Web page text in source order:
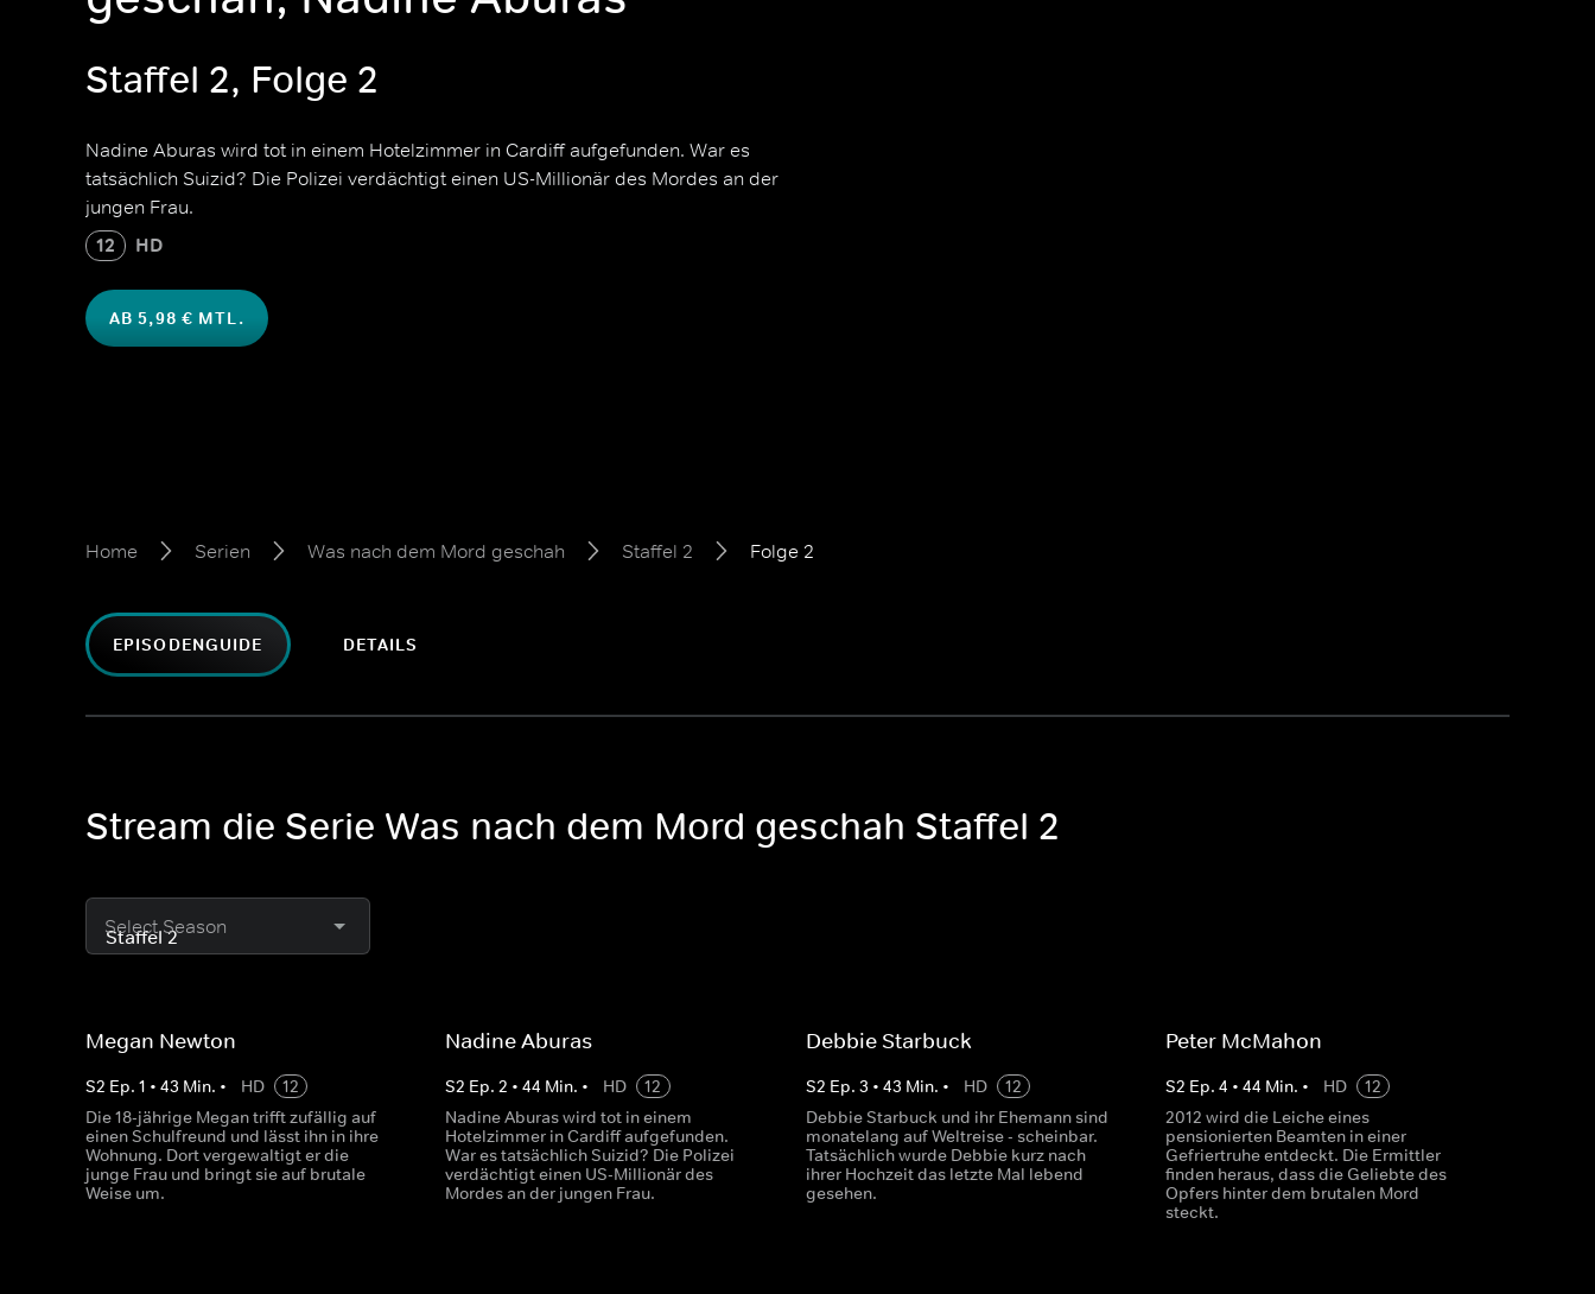
Staffel 2, Folge 2
Nadine Aburas wird tot in einem Hotelzimmer in Cardiff aufgefunden. War es
tatsächlich Suizid? Die Polizei verdächtigt einen US-Millionär des Mordes an der
jungen Frau.
12 HD
AB 5,98 € MTL.
Home Serien Was nach dem Mord geschah Staffel 2 Folge 2
EPISODENGUIDE DETAILS
Stream die Serie Was nach dem Mord geschah Staffel 2
Select Season
Megan Newton
S2 Ep. 1 • 43 Min. • HD
12
Die 18-jährige Megan trifft zufällig auf
einen Schulfreund und lässt ihn in ihre
Wohnung. Dort vergewaltigt er die
junge Frau und bringt sie auf brutale
Weise um.
Nadine Aburas
S2 Ep.2 •44 Min. • HD
12
Nadine Aburas wird tot in einem
Hotelzimmer in Cardiff aufgefunden.
War es tatsächlich Suizid? Die Polizei
verdächtigt einen US-Millionär des
Mordes an der jungen Frau.
Debbie Starbuck
S2 Ep. 3 • 43 Min. • HD
12
Debbie Starbuck und ihr Ehemann sind
monatelang auf Weltreise - scheinbar.
Tatsächlich wurde Debbie kurz nach
ihrer Hochzeit das letzte Mal lebend
gesehen.
Peter McMahon
S2 Ep. 4 • 44 Min. • HD
12
2012 wird die Leiche eines
pensionierten Beamten in einer
Gefriertruhe entdeckt. Die Ermittler
finden heraus, dass die Geliebte des
Opfers hinter dem brutalen Mord
steckt.